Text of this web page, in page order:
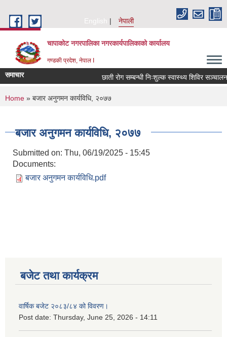
English
नेपाली
चापाकोट नगरपालिका नगरकार्यपालिकाको कार्यालय
गण्डकी प्रदेश, नेपाल I
समाचार छाती रोग सम्बन्धी निःशुल्क स्वास्थ्य शिविर सञ्चालन
You are here
Home » बजार अनुगमन कार्यविधि, २०७७
बजार अनुगमन कार्यविधि, २०७७
Submitted on: Thu, 06/19/2025 - 15:45
Documents:
बजार अनुगमन कार्यविधि.pdf
बजेट तथा कार्यक्रम
वार्षिक बजेट २०८३/८४ को विवरण।
Post date: Thursday, June 25, 2026 - 14:11